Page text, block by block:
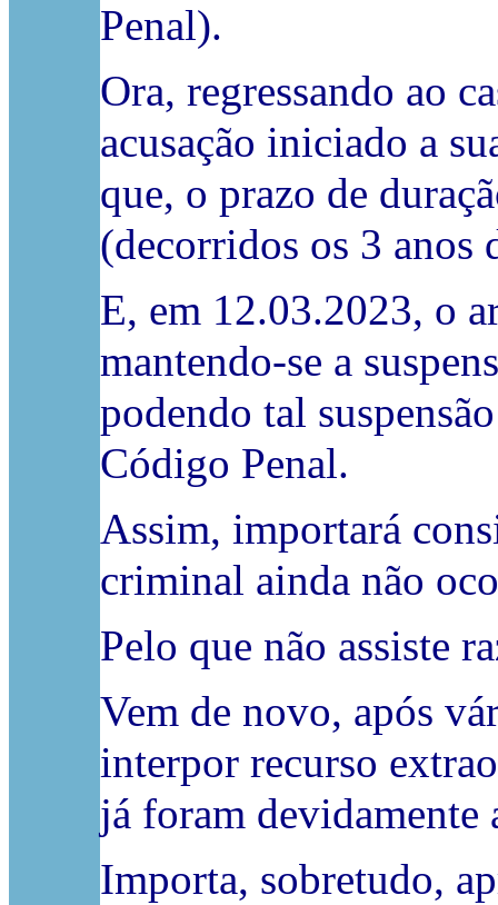
Penal).
Ora, regressando ao
acusação iniciado a
que, o prazo de
(decorridos os 3 anos
E, em 12.03.2023, o
mantendo-se a
podendo tal
Código Penal.
Assim, importará
criminal ainda não
Pelo que não assiste
Vem de novo, após
interpor recurso
já foram devidamente
Importa, sobretudo,